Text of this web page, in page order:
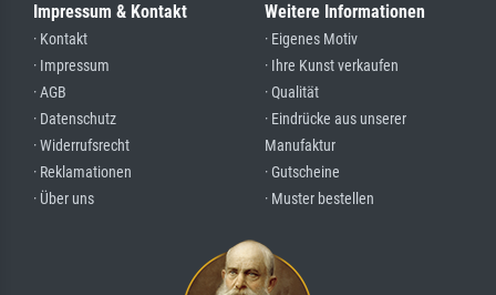
Impressum & Kontakt
· Kontakt
· Impressum
· AGB
· Datenschutz
· Widerrufsrecht
· Reklamationen
· Über uns
Weitere Informationen
· Eigenes Motiv
· Ihre Kunst verkaufen
· Qualität
· Eindrücke aus unserer
Manufaktur
· Gutscheine
· Muster bestellen